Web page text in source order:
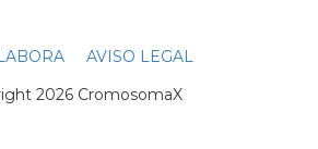
AVISO LEGAL
2026 CromosomaX